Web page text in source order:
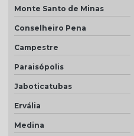
Monte Santo de Minas
Conselheiro Pena
Campestre
Paraisópolis
Jaboticatubas
Ervália
Medina